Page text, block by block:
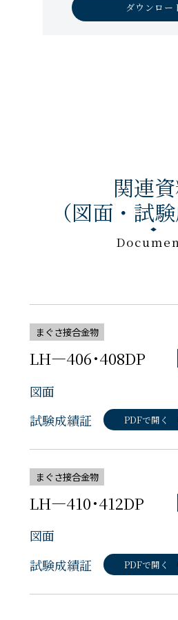
ダウンロー
関連
（図面・試
まぐさ接合金物
LH―406･408DP
図面
試験成績証
PDFで開く
まぐさ接合金物
LH―410･412DP
図面
試験成績証
PDFで開く